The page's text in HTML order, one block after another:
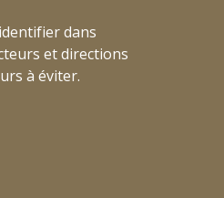
identifier dans
et directions
à éviter.